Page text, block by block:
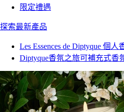
限定禮遇
探索最新產品
Les Essences de Diptyque 個人
Diptyque香氛之旅可補充式香